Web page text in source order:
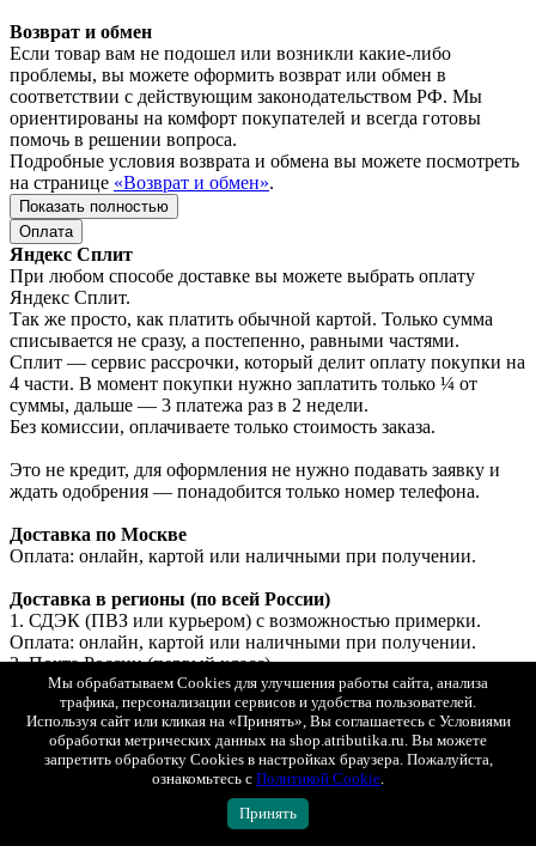
Возврат и обмен
Если товар вам не подошел или возникли какие-либо
проблемы, вы можете оформить возврат или обмен в
соответствии с действующим законодательством РФ. Мы
ориентированы на комфорт покупателей и всегда готовы
помочь в решении вопроса.
Подробные условия возврата и обмена вы можете посмотреть
на странице «Возврат и обмен».
Показать полностью
Оплата
Яндекс Сплит
При любом способе доставке вы можете выбрать оплату
Яндекс Сплит.
Так же просто, как платить обычной картой. Только сумма
списывается не сразу, а постепенно, равными частями.
Сплит — сервис рассрочки, который делит оплату покупки на
4 части. В момент покупки нужно заплатить только ¼ от
суммы, дальше — 3 платежа раз в 2 недели.
Без комиссии, оплачиваете только стоимость заказа.
Это не кредит, для оформления не нужно подавать заявку и
ждать одобрения — понадобится только номер телефона.
Доставка по Москве
Оплата: онлайн, картой или наличными при получении.
Доставка в регионы (по всей России)
1. СДЭК (ПВЗ или курьером) с возможностью примерки.
Оплата: онлайн, картой или наличными при получении.
2. Почта России (первый класс).
Оплата: только онлайн.
Доставка в Беларусь и Казахстан
Оплата: только онлайн (банковской картой РФ).
Мы обрабатываем Cookies для улучшения работы сайта, анализа
трафика, персонализации сервисов и удобства пользователей.
Используя сайт или кликая на «Принять», Вы соглашаетесь с Условиями
обработки метрических данных на shop.atributika.ru. Вы можете
запретить обработку Cookies в настройках браузера. Пожалуйста,
ознакомьтесь с Политикой Cookie.
Принять